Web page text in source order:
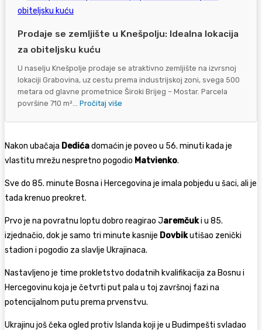
Prodaje se zemljište u Knešpolju: Idealna lokacija
za obiteljsku kuću
U naselju Knešpolje prodaje se atraktivno zemljište na izvrsnoj
lokaciji Grabovina, uz cestu prema industrijskoj zoni, svega 500
metara od glavne prometnice Široki Brijeg – Mostar. Parcela
površine 710 m²... Pročitaj više
Nakon ubačaja Dedićadomaćin je poveo u 56. minuti kada je
vlastitu mrežu nespretno pogodio Matvienko.
Sve do 85. minute Bosna i Hercegovina je imala pobjedu u šaci, ali je
tada krenuo preokret.
Prvo je na povratnu loptu dobro reagirao Jaremčuki u 85.
izjednačio, dok je samo tri minute kasnije Dovbikutišao zenički
stadion i pogodio za slavlje Ukrajinaca.
Nastavljeno je time prokletstvo dodatnih kvalifikacija za Bosnu i
Hercegovinu koja je četvrti put pala u toj završnoj fazi na
potencijalnom putu prema prvenstvu.
Ukrajinu još čeka ogled protiv Islanda koji je u Budimpešti svladao